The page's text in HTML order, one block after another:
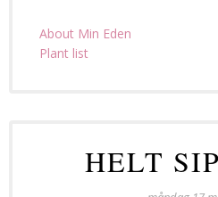
About Min Eden
Plant list
HELT